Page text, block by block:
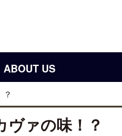
ABOUT US
ァの味！？